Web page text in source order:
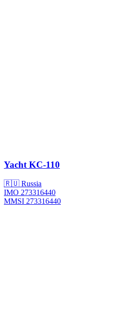
YachtKC-110
🇷🇺 Russia
IMO 273316440
MMSI 273316440